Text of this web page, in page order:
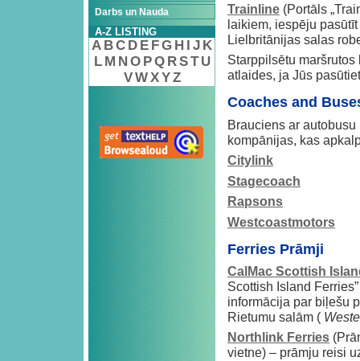
Darbs un Nauda
A-Z LISTING
A BC D E FG H I J K
L M N O PQ RST U
VWXYZ
Trainline (Portāls
laikiem, iespēju
Lielbritānijas salas
Starppilsētu
atlaides, ja Jūs
Coaches and
Brauciens ar
kompānijas, kas
Citylink
Stagecoach
Rapsons
Westcoastmotors
Ferries Prāmji
CalMac Scottish
Scottish Island
informācija par biļešu
Rietumu salām (
Northlink Ferries
vietne) – prāmju reisi